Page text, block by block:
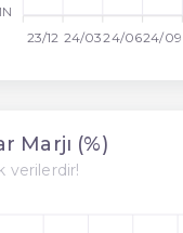
23/12 24/0324/0624/09
Marjı (%)
verilerdir!